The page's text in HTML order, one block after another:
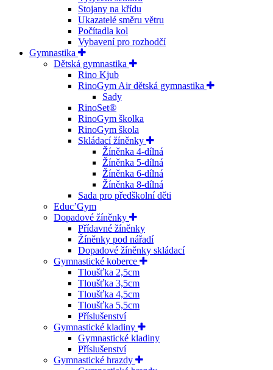
Stojany na křídu
Ukazatelé směru větru
Počítadla kol
Vybavení pro rozhodčí
Gymnastika
Dětská gymnastika
Rino Kjub
RinoGym Air dětská gymnastika
Sady
RinoSet®
RinoGym školka
RinoGym škola
Skládací žíněnky
Žíněnka 4-dílná
Žíněnka 5-dílná
Žíněnka 6-dílná
Žíněnka 8-dílná
Sada pro předškolní děti
Educ’Gym
Dopadové žíněnky
Přídavné žíněnky
Žíněnky pod nářadí
Dopadové žíněnky skládací
Gymnastické koberce
Tloušťka 2,5cm
Tloušťka 3,5cm
Tloušťka 4,5cm
Tloušťka 5,5cm
Příslušenství
Gymnastické kladiny
Gymnastické kladiny
Příslušenství
Gymnastické hrazdy